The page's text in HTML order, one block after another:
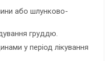
або шлунково-
груддю.
у період лікування